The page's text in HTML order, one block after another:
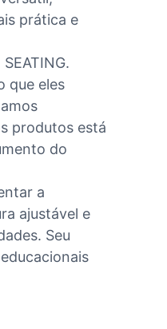
prática e
que eles
produtos está
do
a
ajustável e
Seu